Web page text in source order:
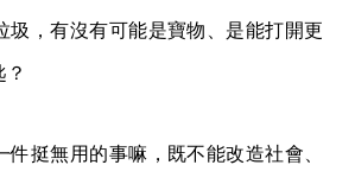
圾，有沒有可能是寶物、是能打開更
件挺無用的事嘛，既不能改造社會、